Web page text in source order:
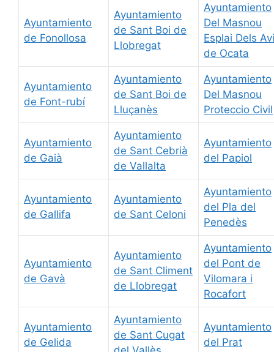
Ayuntamiento
de Fonollosa
Ayuntamiento
de Sant Boi de
Llobregat
Ayuntamiento
Del Masnou
Esplai Dels
de Ocata
Ayuntamiento
de Font-rubí
Ayuntamiento
de Sant Boi de
Lluçanès
Ayuntamiento
Del Masnou
Proteccio Civil
Ayuntamiento
de Gaià
Ayuntamiento
de Sant Cebrià
de Vallalta
Ayuntamiento
del Papiol
Ayuntamiento
de Gallifa
Ayuntamiento
de Sant Celoni
Ayuntamiento
del Pla del
Penedès
Ayuntamiento
de Gavà
Ayuntamiento
de Sant Climent
de Llobregat
Ayuntamiento
del Pont de
Vilomara i
Rocafort
Ayuntamiento
de Gelida
Ayuntamiento
de Sant Cugat
Ayuntamiento
del Prat